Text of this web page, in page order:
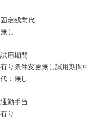
固定残業代
無し
試用期間
有り条件変更無し試用期間
代：無し
通勤手当
有り